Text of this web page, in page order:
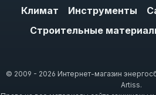
Климат
Инструменты
Строительные
© 2009 - 2026 Интернет-магазин
Artiss.